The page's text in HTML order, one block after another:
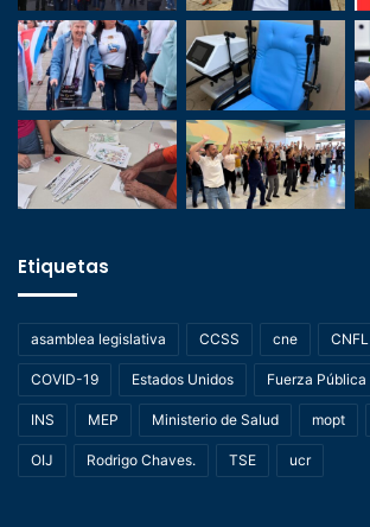
Etiquetas
asamblea legislativa CCSS cne CNFL
COVID-19 Estados Unidos Fuerza Pública
INS MEP Ministerio de Salud mopt
OIJ Rodrigo Chaves. TSE ucr